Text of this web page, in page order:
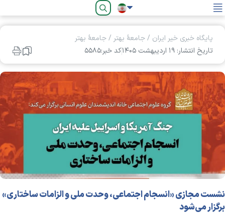
فارسی
پایگاه خبری خیر ایران /جامعۀ بهتر /جامعۀ بهتر
تاریخ انتشار: ۱۹ ارديبهشت ۱۴۰۵
کد خبر:۵۵۸۵
نشست مجازی «انسجام اجتماعی، وحدت ملی و الزامات ساختاری»
برگزار می‌شود